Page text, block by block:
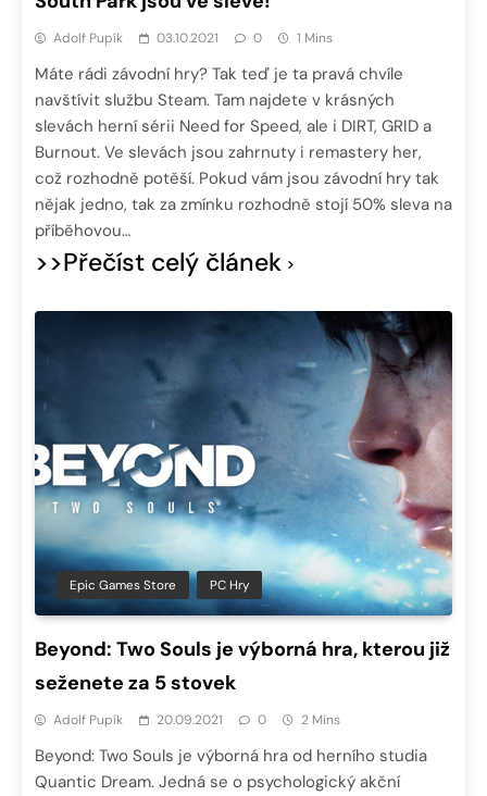
Adolf Pupík 03.10.2021 0 1 Mins
Máte rádi závodní hry? Tak teď je ta pravá chvíle
navštívit službu Steam. Tam najdete v krásných
slevách herní sérii Need for Speed, ale i DIRT, GRID a
Burnout. Ve slevách jsou zahrnuty i remastery her,
což rozhodně potěší. Pokud vám jsou závodní hry tak
nějak jedno, tak za zmínku rozhodně stojí 50% sleva na
příběhovou…
>>Přečíst celý článek
Epic Games Store PC Hry
Beyond: Two Souls je výborná hra, kterou již
seženete za 5 stovek
Adolf Pupík 20.09.2021 0 2 Mins
Beyond: Two Souls je výborná hra od herního studia
Quantic Dream. Jedná se o psychologický akční